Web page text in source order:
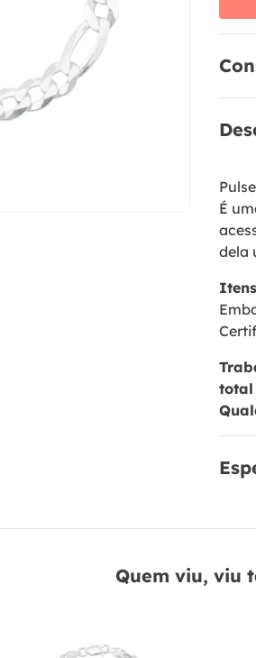
É
dela
total
Quem viu, viu